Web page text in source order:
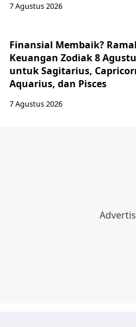
7 Agustus 2026
Finansial Membaik?
Keuangan Zodiak 8
untuk Sagitarius,
Aquarius, dan Pisces
7 Agustus 2026